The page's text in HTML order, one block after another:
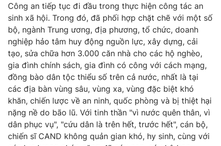
Công an tiếp tục đi đầu trong thực hiện công tác an
sinh xã hội. Trong đó, đã phối hợp chặt chẽ với một số
bộ, ngành Trung ương, địa phương, tổ chức, doanh
nghiệp hảo tâm huy động nguồn lực, xây dựng, cải
tạo, sửa chữa hơn 3.000 căn nhà cho các hộ nghèo,
gia đình chính sách, gia đình có công với cách mạng,
đồng bào dân tộc thiểu số trên cả nước, nhất là tại
các địa bàn vùng sâu, vùng xa, vùng đặc biệt khó
khăn, chiến lược về an ninh, quốc phòng và bị thiệt hại
nặng nề do bão lũ. Với tinh thần "vì nước quên thân, vì
dân phục vụ", "cứu dân là trên hết, trước hết", cán bộ,
chiến sĩ CAND không quản gian khó, hy sinh, cùng với